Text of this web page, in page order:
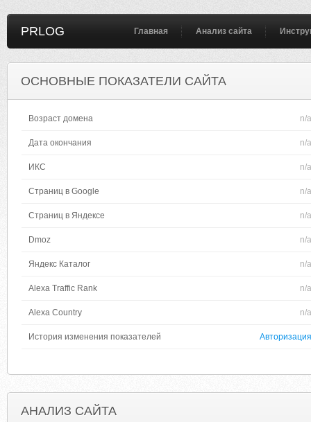
PRLOG Главная Анализ сайта
ОСНОВНЫЕ ПОКАЗАТЕЛИ САЙТА
Возраст домена n/a
Дата окончания n/a
ИКС n/a
Страниц в Google n/a
Страниц в Яндексе n/a
Dmoz n/a
Яндекс Каталог n/a
Alexa Traffic Rank n/a
Alexa Country n/a
История изменения показателей Авторизация
АНАЛИЗ САЙТА